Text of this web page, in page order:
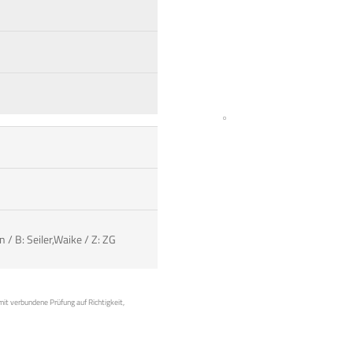
B: Seiler,Waike / Z: ZG
verbundene Prüfung auf Richtigkeit,